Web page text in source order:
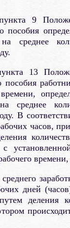
9
пособия
на среднее
13
пособия
среднее
В
часов,
дней
деления